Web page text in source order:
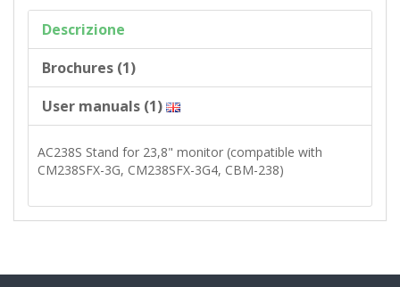
Descrizione
Brochures (1)
User manuals (1)
AC238S Stand for 23,8" monitor (compatible with
CM238SFX-3G, CM238SFX-3G4, CBM-238)